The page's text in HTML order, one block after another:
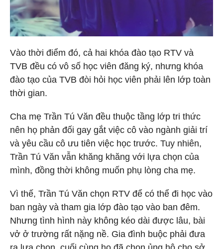
Vào thời điểm đó, cả hai khóa đào tạo RTV và
TVB đều có vô số học viên đăng ký, nhưng khóa
đào tạo của TVB đòi hỏi học viên phải lên lớp toàn
thời gian.
Cha mẹ Trần Tú Văn đều thuộc tầng lớp tri thức
nên họ phản đối gay gắt việc cô vào ngành giải trí
và yêu cầu cô ưu tiên việc học trước. Tuy nhiên,
Trần Tú Văn vẫn khăng khăng với lựa chọn của
mình, đồng thời không muốn phụ lòng cha mẹ.
Vì thế, Trần Tú Văn chọn RTV để có thể đi học vào
ban ngày và tham gia lớp đào tạo vào ban đêm.
Nhưng tình hình này không kéo dài được lâu, bài
vở ở trường rất nặng nề. Gia đình buộc phải đưa